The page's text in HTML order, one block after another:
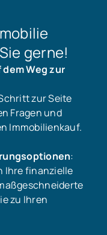
gerne!
Weg zur
zur Seite
Fragen und
Immobilienkauf.
:
Ihre finanzielle
zu Ihren